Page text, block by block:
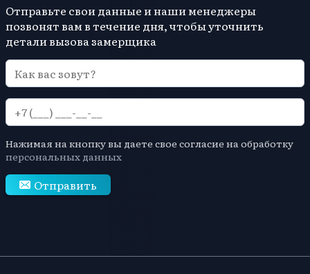
Отправьте свои данные и наши менеджеры
позвонят вам в течение дня, чтобы уточнить
детали вызова замерщика
Нажимая на кнопку вы даете свое согласие на обработку
персональных данных
Отправить